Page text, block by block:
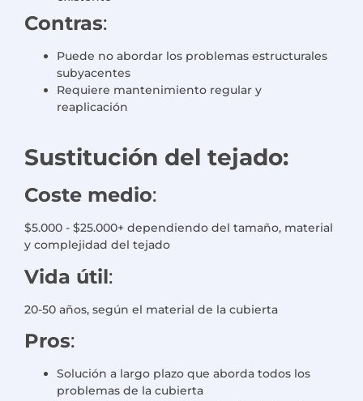
Contras:
Puede no abordar los problemas estructurales
subyacentes
Requiere mantenimiento regular y
reaplicación
Sustitución del tejado:
Coste medio:
$5.000 - $25.000+ dependiendo del tamaño, material
y complejidad del tejado
Vida útil:
20-50 años, según el material de la cubierta
Pros:
Solución a largo plazo que aborda todos los
problemas de la cubierta